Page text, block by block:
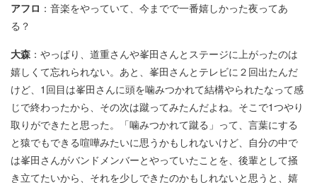
アフロ ：音楽をやっていて、今までで一番嬉しかった夜ってあ
る？
大森 ：やっぱり、道重さんや峯田さんとステージに上がったのは
嬉しくて忘れられない。あと、峯田さんとテレビに２回出たんだ
けど、1回目は峯田さんに頭を噛みつかれて結構やられたなって感
じで終わったから、その次は蹴ってみたんだよね。そこで1つやり
取りができたと思った。「噛みつかれて蹴る」って、言葉にする
と猿でもできる喧嘩みたいに思うかもしれないけど、自分の中で
は峯田さんがバンドメンバーとやっていたことを、後輩として掻
き立てたいから、それを少しできたのかもしれないと思うと、嬉